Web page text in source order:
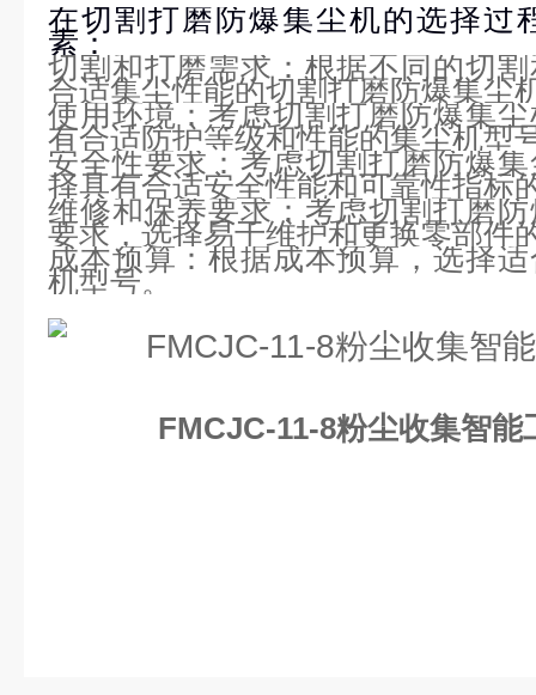
在切割打磨防爆集尘机的选择过
素：
切割和打磨需求：根据不同的切
合适集尘性能的切割打磨防爆集尘
使用环境：考虑切割打磨防爆集
有合适防护等级和性能的集尘机型
安全性要求：考虑切割打磨防爆
择具有合适安全性能和可靠性指标
维修和保养要求：考虑切割打磨
要求，选择易于维护和更换零部件
成本预算：根据成本预算，选择
机型号。
FMCJC-11-8粉尘收集智能